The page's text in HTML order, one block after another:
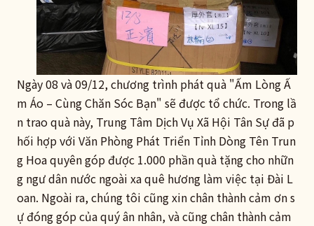
Ngày 08 và 09/12, chương trình phát quà "Ấm Lòng Ấ
m Áo – Cùng Chăn Sóc Bạn" sẽ được tổ chức. Trong lầ
n trao quà này, Trung Tâm Dịch Vụ Xã Hội Tân Sự đã p
hối hợp với Văn Phòng Phát Triển Tỉnh Dòng Tên Trun
g Hoa quyên góp được 1.000 phần quà tặng cho nhữn
g ngư dân nước ngoài xa quê hương làm việc tại Đài L
oan. Ngoài ra, chúng tôi cũng xin chân thành cảm ơn s
ự đóng góp của quý ân nhân, và cũng chân thành cảm